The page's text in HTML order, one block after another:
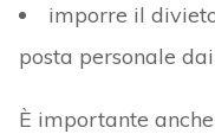
imporre il
posta personale
È importante